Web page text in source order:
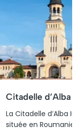
Citadelle d’Alba
La Citadelle d’Alba
située en Roumanie,